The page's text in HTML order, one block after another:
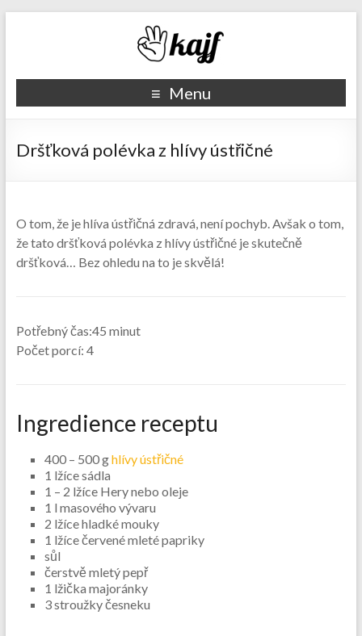
Recepty kajf.cz
Menu
Dršťková polévka z hlívy ústřičné
O tom, že je hlíva ústřičná zdravá, není pochyb. Avšak o tom,
že tato dršťková polévka z hlívy ústřičné je skutečně
dršťková… Bez ohledu na to je skvělá!
Potřebný čas:45 minut
Počet porcí: 4
Ingredience receptu
400 – 500 ghlívy ústřičné
1 lžíce sádla
1 – 2 lžíce Hery nebo oleje
1 l masového vývaru
2 lžíce hladké mouky
1 lžíce červené mleté papriky
sůl
čerstvě mletý pepř
1 lžička majoránky
3 stroužky česneku